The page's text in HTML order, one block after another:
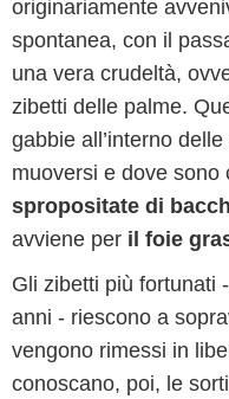
originariamente
spontanea, con il
una vera crudeltà,
zibetti delle palme.
gabbie all’interno
muoversi e dove sono
spropositate di
avviene per il foie
Gli zibetti più fortunati
anni - riescono a
vengono rimessi in
conoscano, poi, le